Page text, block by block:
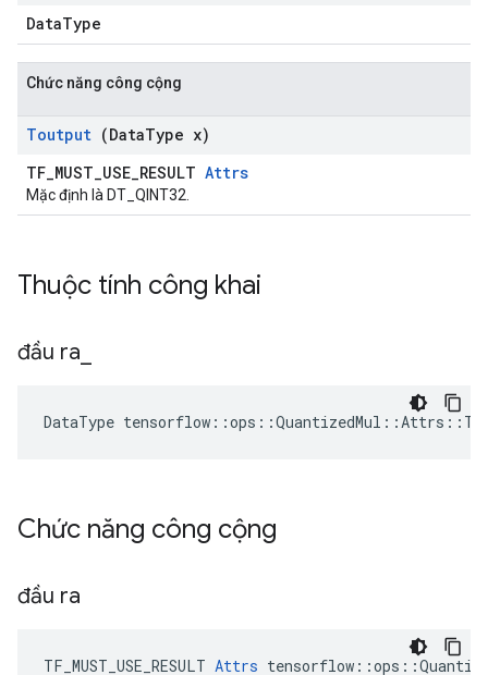
DataType
Chức năng công cộng
Toutput (DataType x)
TF_MUST_USE_RESULT Attrs
Mặc định là DT_QINT32.
Thuộc tính công khai
đầu ra
DataType
Chức năng công cộng
đầu ra
TF_MUST_USE_RESULT Attrs